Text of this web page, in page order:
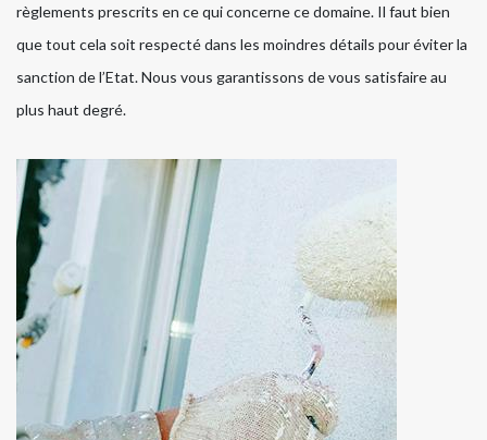
règlements prescrits en ce qui concerne ce domaine. Il faut bien
que tout cela soit respecté dans les moindres détails pour éviter la
sanction de l’Etat. Nous vous garantissons de vous satisfaire au
plus haut degré.